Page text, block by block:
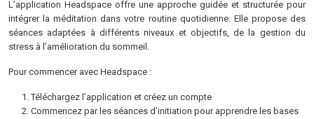
L’application Headspace offre une approche guidée et structurée pour
intégrer la méditation dans votre routine quotidienne. Elle propose des
séances adaptées à différents niveaux et objectifs, de la gestion du
stress à l’amélioration du sommeil.
Pour commencer avec Headspace :
Téléchargez l’application et créez un compte
Commencez par les séances d’initiation pour apprendre les bases